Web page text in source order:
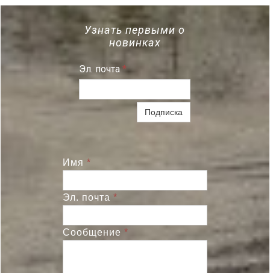
Узнать первыми о
новинках
Эл. почта*
Подписка
Имя *
Эл. почта *
Сообщение *